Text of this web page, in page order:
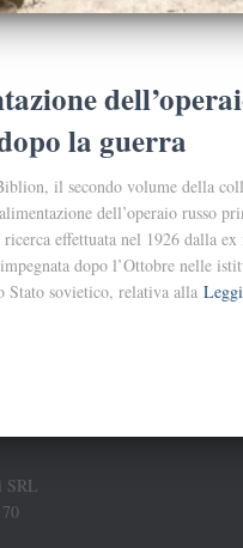
la guerra
il secondo volume della
dell’operaio russo
effettuata nel 1926 dalla
dopo l’Ottobre nelle
Stato sovietico, relativa alla
SRL